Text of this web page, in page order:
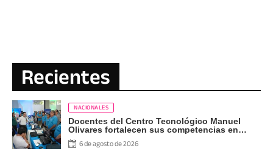
Recientes
NACIONALES
Docentes del Centro Tecnológico Manuel
Olivares fortalecen sus competencias en
Bootcamp Pedagógico de INATEC
6 de agosto de 2026